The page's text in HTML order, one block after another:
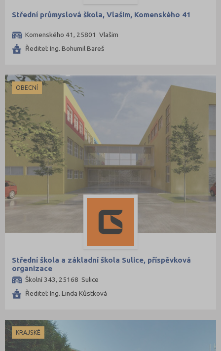
Střední průmyslová škola, Vlašim, Komenského 41
Komenského 41, 25801 Vlašim
Ředitel: Ing. Bohumil Bareš
OBECNÍ
Střední škola a základní škola Sulice, příspěvková
organizace
Školní 343, 25168 Sulice
Ředitel: Ing. Linda Kůstková
KRAJSKÉ